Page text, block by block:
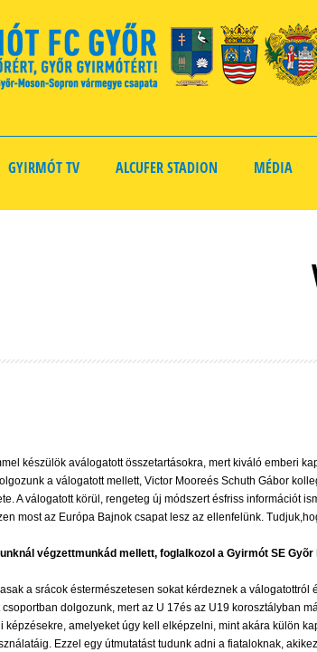
GYIRMÓT TV ALCUFER STADION MÉDIA
készülök aválogatott összetartásokra, mert kiváló emberi
a válogatott mellett, Victor Mooreés Schuth Gábor
A válogatott körül, rengeteg új módszert ésfriss információt
most az Európa Bajnok csapat lesz az ellenfelünk.
végzettmunkád mellett, foglalkozol a Gyirmót SE
a srácok éstermészetesen sokat kérdeznek a
dolgozunk, mert az U 17és az U19 korosztályban
képzésekre, amelyeket úgy kell elképzelni, mint akára külön
Ezzel egy útmutatást tudunk adni a fiataloknak,